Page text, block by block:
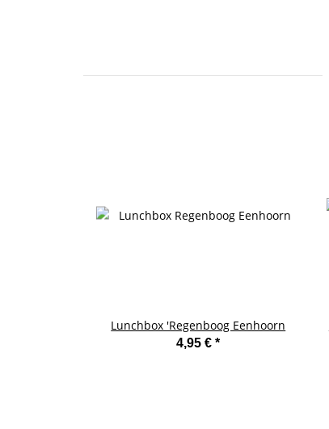
Lunchbox 'Regenboog Eenhoorn
4,95 €*